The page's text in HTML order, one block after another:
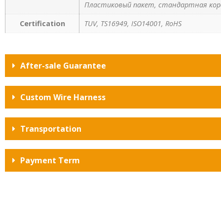
Пластиковый пакет, стандартная
Certification
TUV, TS16949, ISO14001, RoHS
After-sale Guarantee
Custom Wire Harness
Transportation
Payment Term